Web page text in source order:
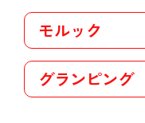
モルック
グランピング